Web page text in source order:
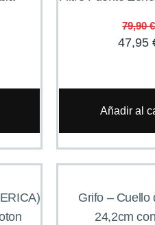
79,90€
47,95
Añadir al
Grifo – Cuello
24,2cm